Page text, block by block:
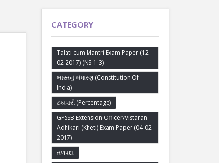
CATEGORY
Talati cum Mantri Exam Paper (12-
02-2017) (NS-1-3)
ભારતનું બંધારણ (Constitution Of
India)
ટકાવારી (Percentage)
GPSSB Extension Officer/Vistaran
Adhikari (Kheti) Exam Paper (04-02-
2017)
તળપદા